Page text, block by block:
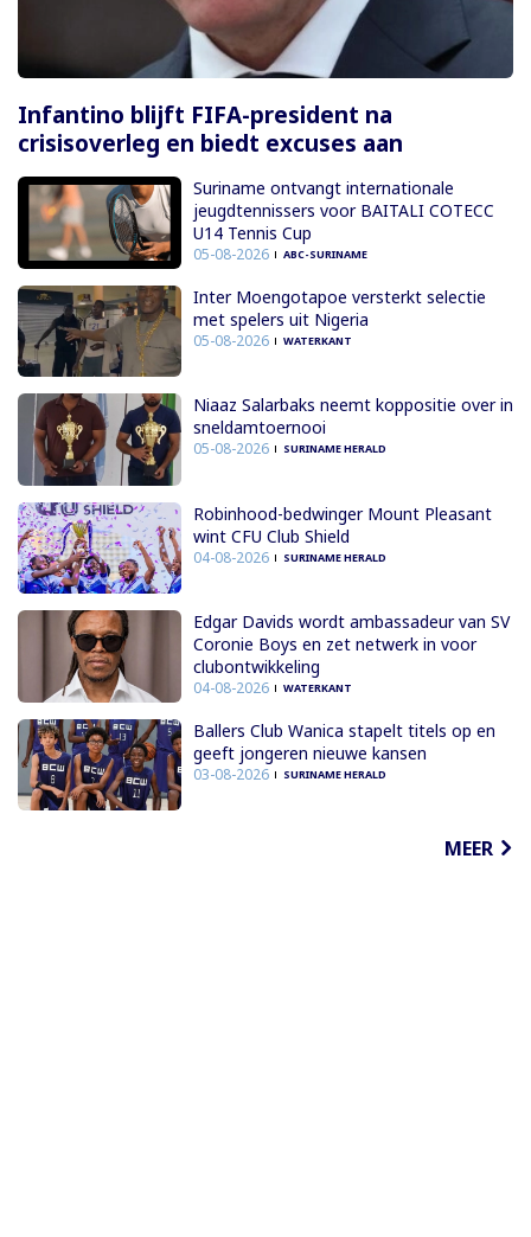
Infantino blijft FIFA-president na
crisisoverleg en biedt excuses aan
Suriname ontvangt internationale
jeugdtennissers voor BAITALI COTECC
U14 Tennis Cup
05-08-2026 ABC-SURINAME
Inter Moengotapoe versterkt selectie
met spelers uit Nigeria
05-08-2026 WATERKANT
Niaaz Salarbaks neemt koppositie over in
sneldamtoernooi
05-08-2026 SURINAME HERALD
Robinhood-bedwinger Mount Pleasant
wint CFU Club Shield
04-08-2026 SURINAME HERALD
Edgar Davids wordt ambassadeur van SV
Coronie Boys en zet netwerk in voor
clubontwikkeling
04-08-2026 WATERKANT
Ballers Club Wanica stapelt titels op en
geeft jongeren nieuwe kansen
03-08-2026 SURINAME HERALD
MEER